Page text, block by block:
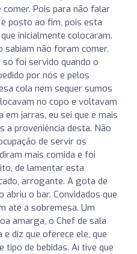
Pois para não falar
posto ao fim, pois esta
inicialmente colocaram.
sabiam não foram comer.
só foi servido quando o
por nós e pelos
cola nem sequer sumos
no copo e voltavam
jarras, eu sei que é mais
a proveniência desta. Não
de servir os
mais comida e foi
de lamentar esta
arrogante. A gota de
o bar. Convidados que
até á sobremesa. Um
amarga, o Chef de sala
diz que oferece ele, que
de bebidas. Aí tive que